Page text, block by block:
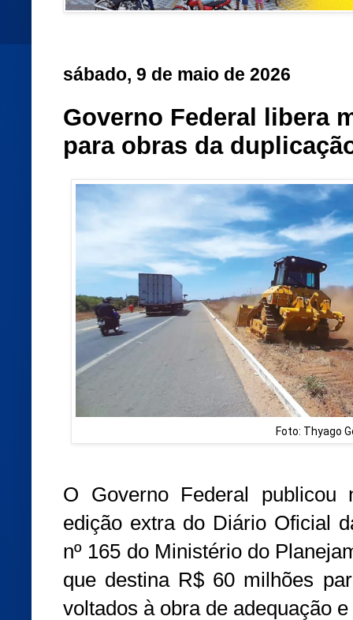
sábado, 9 de maio de 2026
Governo Federal libera
para obras da
Foto: Thyago
O Governo Federal publicou
edição extra do Diário Oficial
nº 165 do Ministério do
que destina R$ 60 milhões
voltados à obra de adequação